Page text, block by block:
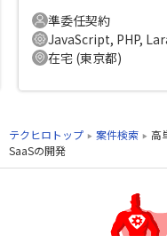
準委任契約
JavaScript, PHP,
在宅 (東京都)
テクヒロトップ 案件検索
高
SaaSの開発